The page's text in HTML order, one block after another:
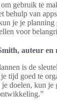
gebruik te
behulp van
je je planning
voor
auteur en
is de
tijd goed te
doelen, kun je